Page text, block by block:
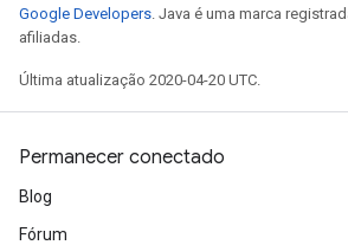
Google Developers. Java é uma marca
afiliadas.
Última atualização 2020-04-20 UTC.
Permanecer conectado
Blog
Fórum